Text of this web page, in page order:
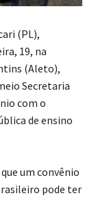
(PL),
19, na
(Aleto),
Secretaria
com o
de ensino
um convênio
pode ter